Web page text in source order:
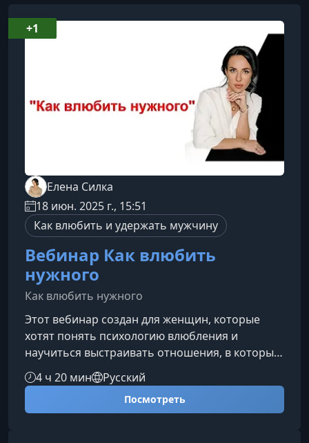
Елена Силка
18 июн. 2025 г., 15:51
Как влюбить и удержать мужчину
Вебинар Как влюбить
нужного
Как влюбить нужного
Этот вебинар создан для женщин, которые
хотят понять психологию влюбления и
научиться выстраивать отношения, в которых
мужчина испытывает искренний интерес,
тёплую привязанность и желание сближаться.
Вы получите ясные, практичные инструменты,
основанные не на манипуляциях, а на
4 ч 20 мин Русский
Посмотреть
+1